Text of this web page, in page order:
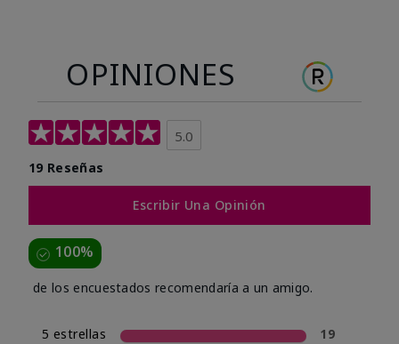
OPINIONES
5.0
19 Reseñas
Escribir Una Opinión
100%
de los encuestados recomendaría a un amigo.
5 estrellas
19